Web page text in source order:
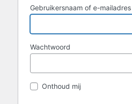
Gebruikersnaam of e-mailadres
Wachtwoord
Onthoud mij